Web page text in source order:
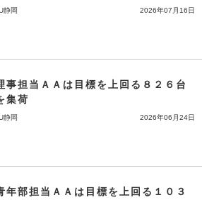
静岡 2026年07月16日
事担当ＡＡは目標を上回る８２６台
集荷
静岡 2026年06月24日
年部担当ＡＡは目標を上回る１０３